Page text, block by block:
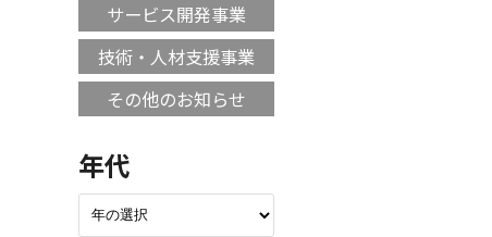
サービス開発事業
技術・人材支援事業
その他のお知らせ
年代